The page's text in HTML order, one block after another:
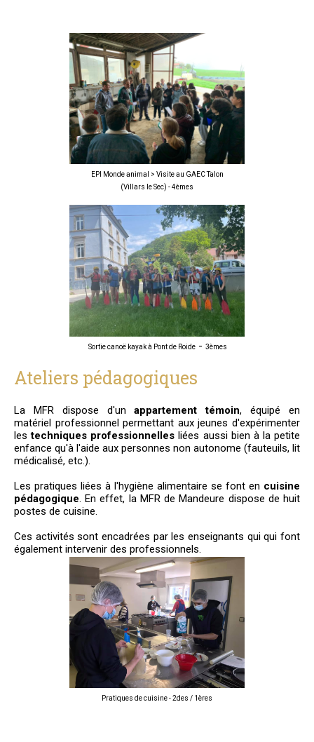
EPI Monde animal > Visite au GAEC Talon
(Villars le Sec) - 4èmes
Sortie canoë kayak à Pont de Roide - 3èmes
Ateliers pédagogiques
La MFR dispose d'unappartement témoin, équipé en
matériel professionnel permettant aux jeunes d'expérimenter
lestechniques professionnelles liées aussi bien à la petite
enfance qu'à l'aide aux personnes non autonome (fauteuils, lit
médicalisé, etc.).
Les pratiques liées à l'hygiène alimentaire se font en cuisine
pédagogique. En effet, la MFR de Mandeure dispose de huit
postes de cuisine.
Ces activités sont encadrées par les enseignants qui qui font
également intervenir des professionnels.
Pratiques de cuisine - 2des / 1ères